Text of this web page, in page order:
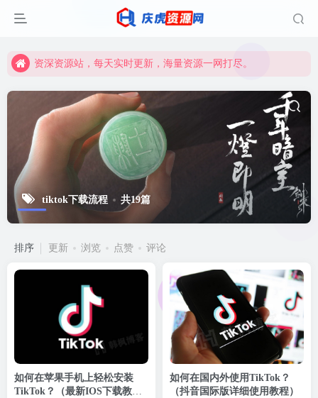
资深资源站，每天实时更新，海量资源一网打尽。
资深资源站，每天实时更新，海量资源一网打尽。
tiktok下载流程 共19篇
排序 更新 浏览 点赞 评论
如何在苹果手机上轻松安装
TikTok？（最新IOS下载教
如何在国内外使用TikTok？
（抖音国际版详细使用教程）